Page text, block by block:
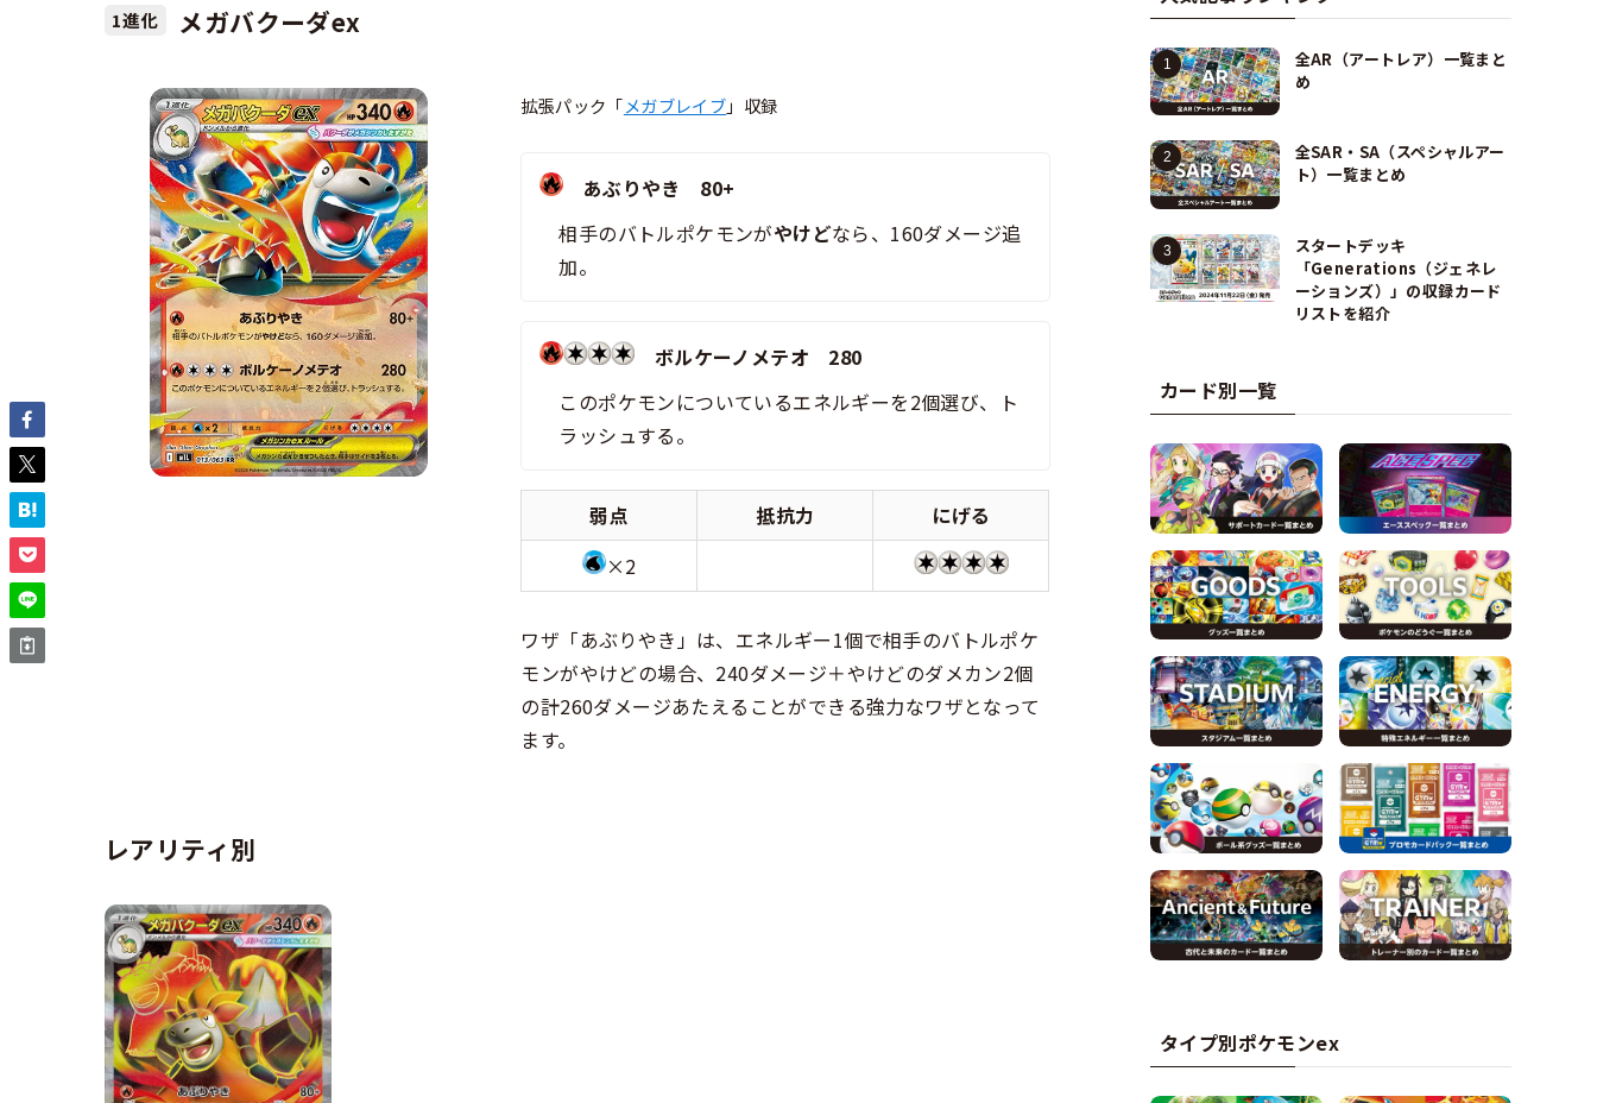
メガバクーダex
拡張パック「メガブレイブ」収録
あぶりやき 80+
相手のバトルポケモンがやけどなら、160ダメージ追
加。
ボルケーノメテオ 280
このポケモンについているエネルギーを2個選び、ト
ラッシュする。
弱点 抵抗力
にげる
×2
ワザ「あぶりやき」は、エネルギー1個で相手のバトルポケ
モンがやけどの場合、240ダメージ＋やけどのダメカン2個
の計260ダメージあたえることができる強力なワザとなって
ます。
レアリティ別
全AR（アートレア）一覧まと
め
全SAR・SA（スペシャルアー
ト）一覧まとめ
スタートデッキ
「Generations（ジェネレ
ーションズ）」の収録カード
リストを紹介
カード別一覧
タイプ別ポケモンex